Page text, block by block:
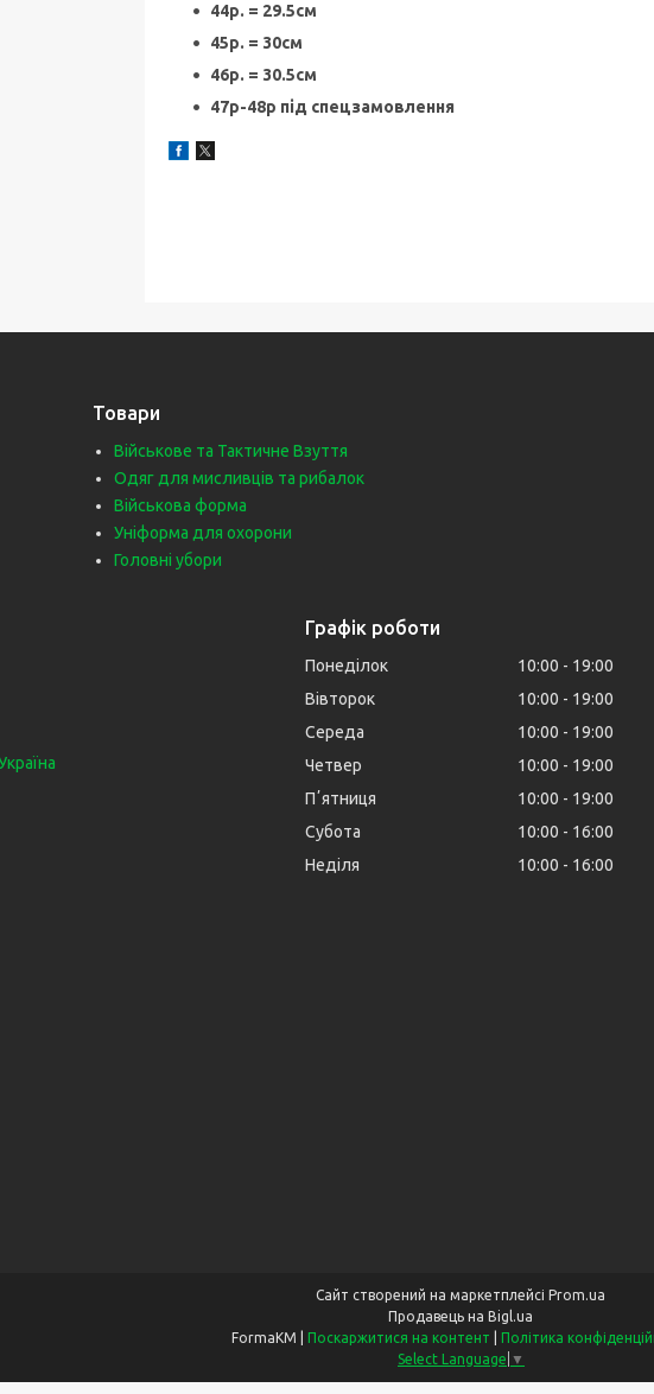
44р. = 29.5см
45р. = 30см
46р. = 30.5см
47р-48р під спецзамовлення
Товари
Військове та Тактичне Взуття
Одяг для мисливців та рибалок
Військова форма
Уніформа для охорони
Головні убори
Графік роботи
Понеділок 10:00
19:00
Вівторок
10:00
19:00
Середа
10:00
19:00
Четвер
10:00
19:00
Пʼятниця
10:00
19:00
Субота
10:00
16:00
Неділя
10:00 16:00
Сайт створений на маркетплейсі Prom.ua
Продавець на Bigl.ua
Поскаржитися на контент
Політика
Select Language ▼